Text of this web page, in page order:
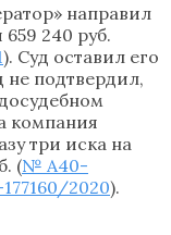
направил
240 руб.
). Суд оставил его
не подтвердил,
компания
три иска на
(№ А40-
2020).